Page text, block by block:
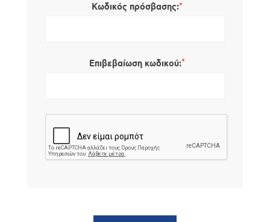
Κωδικός πρόσβασης:*
Επιβεβαίωση κωδικού:*